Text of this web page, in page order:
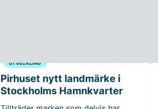
UTVECKLING
Pirhuset nytt landmärke i
Stockholms Hamnkvarter